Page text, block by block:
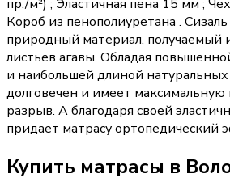
пр./м²) ; Эластичная пена 15 мм ;
Короб из пенополиуретана .
природный материал, получаемый
листьев агавы. Обладая
и наибольшей длиной натуральных
долговечен и имеет максимальную
разрыв. А благодаря своей
придает матрасу ортопедический
Купить матрасы в